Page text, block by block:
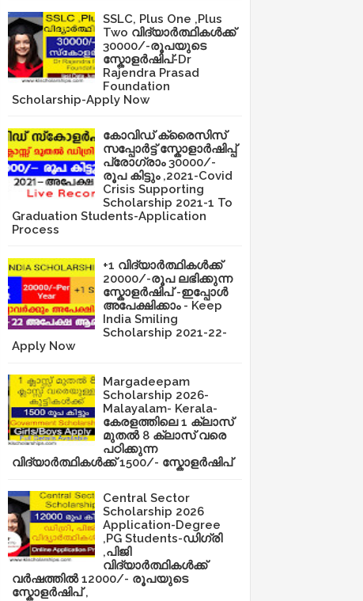
SSLC, Plus One ,Plus
Two വിദ്യാർത്ഥികൾക്ക്
30000/-രൂപയുടെ
സ്കോളർഷിപ്-Dr
Rajendra Prasad
Foundation
Scholarship-Apply Now
കോവിഡ് ക്രൈസിസ്
സപ്പോർട്ട് സ്കോളാർഷിപ്പ്
പ്രോഗ്രാം 30000/-
രൂപ കിട്ടും ,2021-Covid
Crisis Supporting
Scholarship 2021-1 To
Graduation Students-Application
Process
+1 വിദ്യാർത്ഥികൾക്ക്
20000/-രൂപ ലഭിക്കുന്ന
സ്കോളർഷിപ് -ഇപ്പോൾ
അപേക്ഷിക്കാം - Keep
India Smiling
Scholarship 2021-22-
Apply Now
Margadeepam
Scholarship 2026-
Malayalam- Kerala-
കേരളത്തിലെ 1 ക്ലാസ്
മുതൽ 8 ക്ലാസ് വരെ
പഠിക്കുന്ന
വിദ്യാർത്ഥികൾക്ക് 1500/- സ്കോളർഷിപ്
Central Sector
Scholarship 2026
Application-Degree
,PG Students-ഡിഗ്രി
,പിജി
വിദ്യാർത്ഥികൾക്ക്
വർഷത്തിൽ 12000/- രൂപയുടെ
സ്കോളർഷിപ് ,